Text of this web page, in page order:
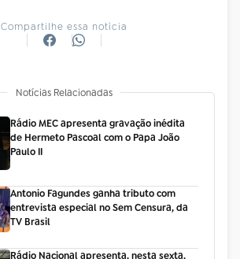
Compartilhe essa notícia
Notícias Relacionadas
Rádio MEC apresenta gravação inédita
de Hermeto Pascoal com o Papa João
Paulo II
Antonio Fagundes ganha tributo com
entrevista especial no Sem Censura, da
TV Brasil
Rádio Nacional apresenta, nesta sexta,